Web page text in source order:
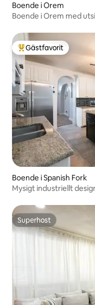
Boende i Orem
Boende i Orem med
Populär gästfavorit
Gästfavorit
Boende i Spanish Fork
Mysigt industriellt
Superhost
Superhost